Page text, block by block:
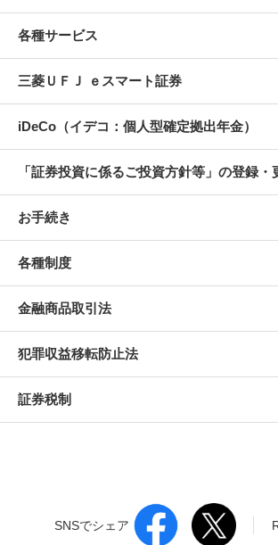
各種サービス
三菱ＵＦＪ ｅスマート証券
iDeCo（イデコ：個人型確定拠出年金）
「証券投資に係るご投資方針等」の登録・
お手続き
各種制度
金融商品取引法
犯罪収益移転防止法
証券税制
SNSでシェア